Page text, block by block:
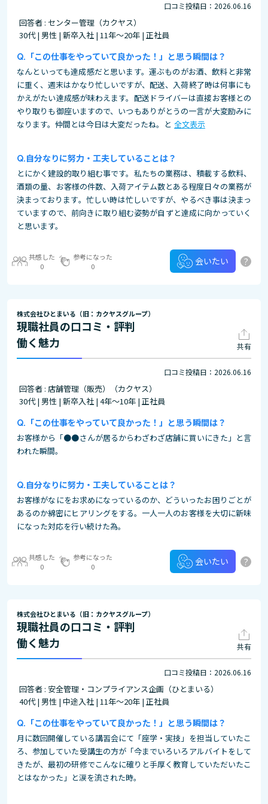
口コミ投稿日：2026.06.16
回答者 : センター管理（カクヤス）
30代 | 男性 | 新卒入社 | 11年～20年 | 正社員
「この仕事をやっていて良かった！」と思う瞬間は？
なんといっても達成感だと思います。運ぶものがお酒、飲料と非常
に重く、週末はかなり忙しいですが、配送、入荷終了時は何事にも
かえがたい達成感が味わえます。配送ドライバーは直接お客様との
やり取りも御座いますので、いつもありがとうの一言が大変励みに
なります。仲間とは今日は大変だったね。と 全文表示
自分なりに努力・工夫していることは？
とにかく建設的取り組む事です。私たちの業務は、積載する飲料、
酒類の量、お客様の件数、入荷アイテム数とある程度日々の業務が
決まっております。忙しい時は忙しいですが、やるべき事は決まっ
ていますので、前向きに取り組む姿勢が自ずと達成に向かっていく
と思います。
共感した
0
参考になった
0
会いたい ?
株式会社ひとまいる（旧：カクヤスグループ）
現職社員の口コミ・評判
働く魅力
共有
口コミ投稿日：2026.06.16
回答者 : 店舗管理（販売）（カクヤス）
30代 | 男性 | 新卒入社 | 4年～10年 | 正社員
「この仕事をやっていて良かった！」と思う瞬間は？
お客様から「●●さんが居るからわざわざ店舗に買いにきた」と言
われた瞬間。
自分なりに努力・工夫していることは？
お客様がなにをお求めになっているのか、どういったお困りごとが
あるのか綿密にヒアリングをする。一人一人のお客様を大切に新味
になった対応を行い続けた為。
共感した
0
参考になった
0
会いたい ?
株式会社ひとまいる（旧：カクヤスグループ）
現職社員の口コミ・評判
働く魅力
共有
口コミ投稿日：2026.06.16
回答者 : 安全管理・コンプライアンス企画（ひとまいる）
40代 | 男性 | 中途入社 | 11年～20年 | 正社員
「この仕事をやっていて良かった！」と思う瞬間は？
月に数回開催している講習会にて「座学・実技」を担当していたこ
ろ、参加していた受講生の方が「今までいろいろアルバイトをして
きたが、最初の研修でこんなに確りと手厚く教育していただいたこ
とはなかった」と涙を流された時。